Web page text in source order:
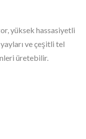
yüksek hassasiyetli
ve çeşitli tel
üretebilir.